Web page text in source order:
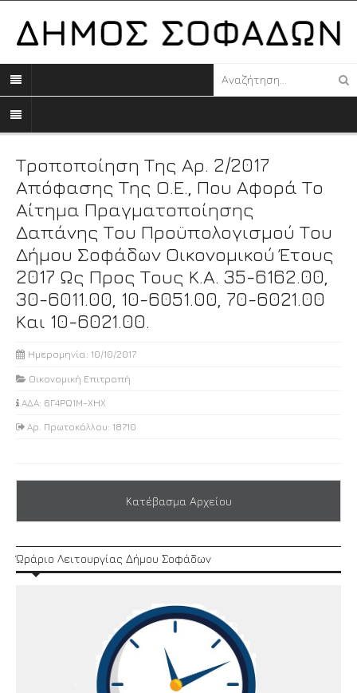
Τροποποίηση Της Αρ. 2/2017
Απόφασης Της Ο.Ε., Που Αφορά Το
Αίτημα Πραγματοποίησης
Δαπάνης Του Προϋπολογισμού Του
Δήμου Σοφάδων Οικονομικού Έτους
2017 Ως Προς Τους Κ.Α. 35-6162.00,
30-6011.00, 10-6051.00, 70-6021.00
Και 10-6021.00.
Ημερομηνία: 10/10/2017
Οικονομική Επιτροπή
ΑΔΑ: 6Γ4ΡΩ1Μ-ΧΗΧ
Αρ. Πρωτοκόλλου: 18710
Κατέβασμα Αρχείου
Ώράριο Λειτουργίας Δήμου Σοφάδων